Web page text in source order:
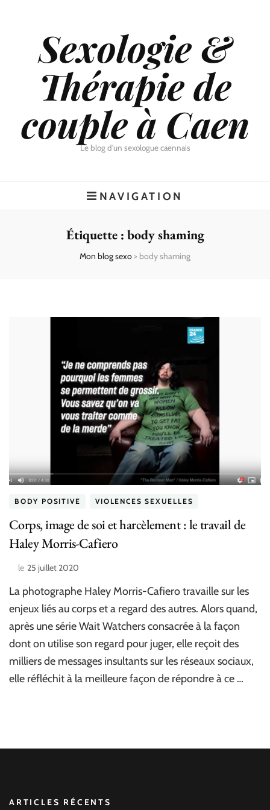
Sexologie &
Thérapie de
couple à Caen
Le blog d'un sexologue caennais
NAVIGATION
Étiquette : body shaming
Mon blog sexo> body shaming
BODY POSITIVE VIOLENCES SEXUELLES
Corps, image de soi et harcèlement : le travail de
Haley Morris-Cafiero
le 25 juillet 2020
La photographe Haley Morris-Cafiero travaille sur les
enjeux liés au corps et a regard des autres. Alors quand,
après une série Wait Watchers consacrée à la façon
dont on utilise son regard pour juger, elle reçoit des
milliers de messages insultants sur les réseaux sociaux,
elle réfléchit à la meilleure façon de répondre à ce …
ARTICLES RÉCENTS